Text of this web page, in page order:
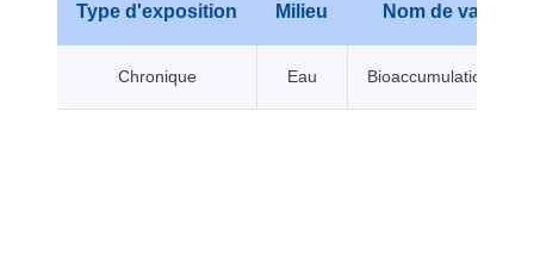
Type d'exposition Milieu Nom de valeur
Chronique Eau Bioaccumulation BCF